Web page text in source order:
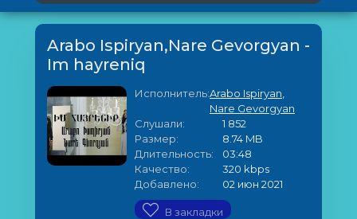
Arabo Ispiryan,Nare Gevorgyan -
Im hayreniq
Исполнитель:Arabo Ispiryan
Nare Gevorgyan
Слушали:
1 852
Размер:
8.74 MB
Длительность:
03:48
Качество:
320 kbps
Добавлено:
02 июн 2021
В закладки